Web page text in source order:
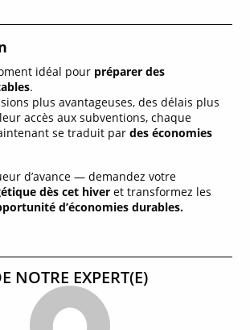
idéal pour préparer des
.
plus avantageuses, des délais plus
accès aux subventions, chaque
se traduit pardes économies
d’avance — demandez votre
dès cet hiver et transformez les
d’économies durables.
NOTRE EXPERT(E)